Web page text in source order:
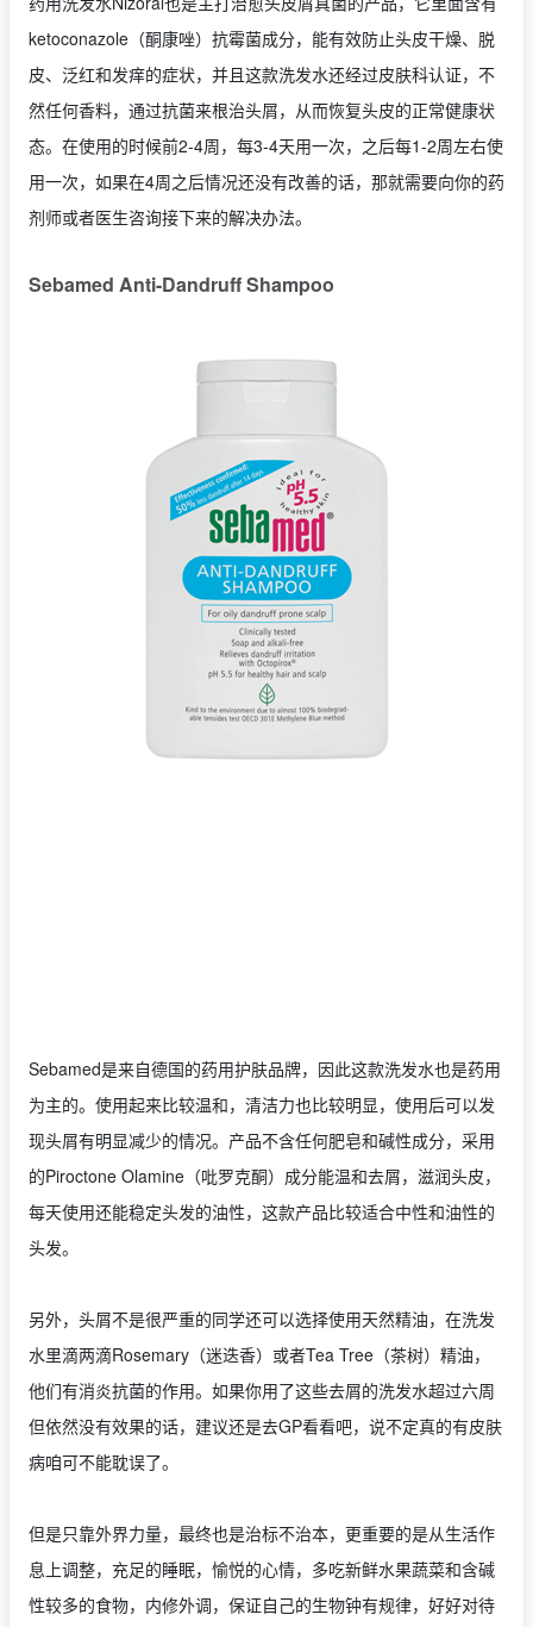
ketoconazole（酮康唑）抗霉菌成分，能有效防止头皮干燥、脱
皮、泛红和发痒的症状，并且这款洗发水还经过皮肤科认证，不
然任何香料，通过抗菌来根治头屑，从而恢复头皮的正常健康状
态。在使用的时候前2-4周，每3-4天用一次，之后每1-2周左右使
用一次，如果在4周之后情况还没有改善的话，那就需要向你的药
剂师或者医生咨询接下来的解决办法。
Sebamed Anti-Dandruff Shampoo
Sebamed是来自德国的药用护肤品牌，因此这款洗发水也是药用
为主的。使用起来比较温和，清洁力也比较明显，使用后可以发
现头屑有明显减少的情况。产品不含任何肥皂和碱性成分，采用
的Piroctone Olamine（吡罗克酮）成分能温和去屑，滋润头皮，
每天使用还能稳定头发的油性，这款产品比较适合中性和油性的
头发。
另外，头屑不是很严重的同学还可以选择使用天然精油，在洗发
水里滴两滴Rosemary（迷迭香）或者Tea Tree（茶树）精油，
他们有消炎抗菌的作用。如果你用了这些去屑的洗发水超过六周
但依然没有效果的话，建议还是去GP看看吧，说不定真的有皮肤
病咱可不能耽误了。
但是只靠外界力量，最终也是治标不治本，更重要的是从生活作
息上调整，充足的睡眠，愉悦的心情，多吃新鲜水果蔬菜和含碱
性较多的食物，内修外调，保证自己的生物钟有规律，好好对待